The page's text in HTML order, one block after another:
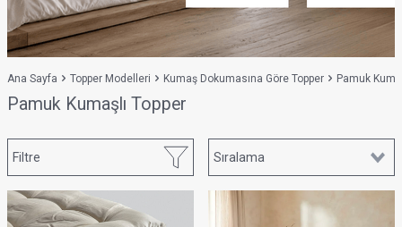
Ana Sayfa Topper Modelleri Kumaş Dokumasına Göre Topper Pamuk
Pamuk Kumaşlı Topper
Filtre